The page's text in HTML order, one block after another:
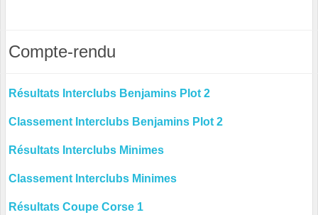
Compte-rendu
Résultats Interclubs Benjamins Plot 2
Classement Interclubs Benjamins Plot 2
Résultats Interclubs Minimes
Classement Interclubs Minimes
Résultats Coupe Corse 1